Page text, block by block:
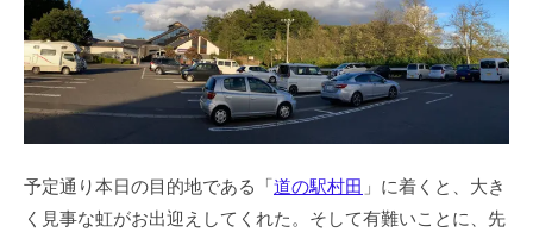
予定通り本日の目的地である「道の駅村田 」に着くと、大き
く見事な虹がお出迎えしてくれた。そして有難いことに、先